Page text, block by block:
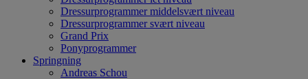
Dressurprogrammer middelsvært niveau
Dressurprogrammer svært niveau
Grand Prix
Ponyprogrammer
Springning
Andreas Schou